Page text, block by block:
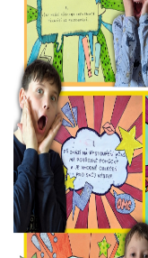
PARTNEŘI ZUŠ
ELEKTRONICKÁ
PROHLÁŠENÍ O
POVINNĚ
FOTOALBUM